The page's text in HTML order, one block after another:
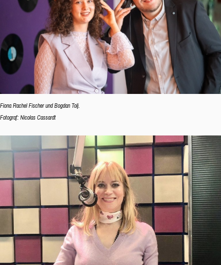
Fiona Rachel Fischer und Bogdan Tolj.
Fotograf: Nicolas Cassardt